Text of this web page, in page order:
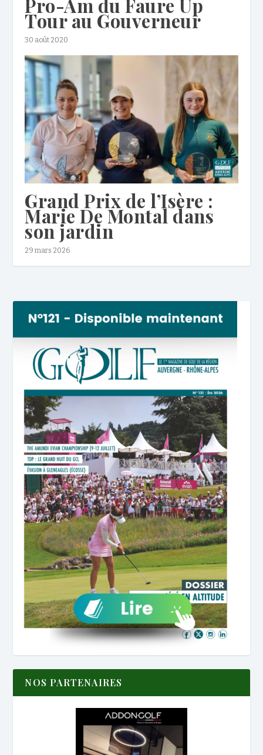
Pro-Am du Faure Up
Tour au Gouverneur
30 août 2020
Grand Prix de l’Isère :
Marie De Montal dans
son jardin
29 mars 2026
NOS PARTENAIRES